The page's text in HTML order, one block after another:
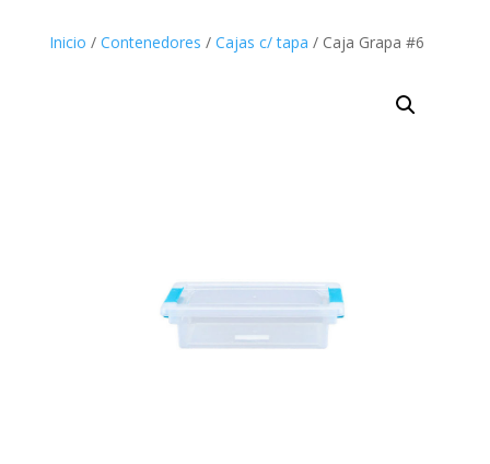
Inicio / Contenedores / Cajas c/ tapa / Caja Grapa #6